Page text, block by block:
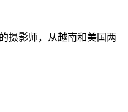
摄影师，从越南和美国两